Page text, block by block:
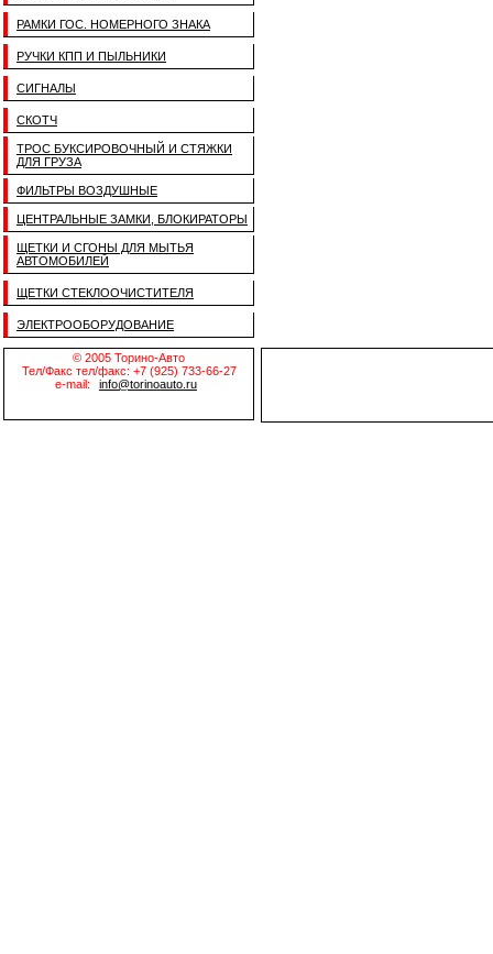
РАМКИ ГОС. НОМЕРНОГО ЗНАКА
РУЧКИ КПП И ПЫЛЬНИКИ
СИГНАЛЫ
СКОТЧ
ТРОС БУКСИРОВОЧНЫЙ И СТЯЖКИ
ДЛЯ ГРУЗА
ФИЛЬТРЫ ВОЗДУШНЫЕ
ЦЕНТРАЛЬНЫЕ ЗАМКИ, БЛОКИРАТОРЫ
ЩЕТКИ И СГОНЫ ДЛЯ МЫТЬЯ
АВТОМОБИЛЕЙ
ЩЕТКИ СТЕКЛООЧИСТИТЕЛЯ
ЭЛЕКТРООБОРУДОВАНИЕ
© 2005 Торино-Авто
Тел/Факс тел/факс: +7 (925) 733-66-27
e-mail:
info@torinoauto.ru